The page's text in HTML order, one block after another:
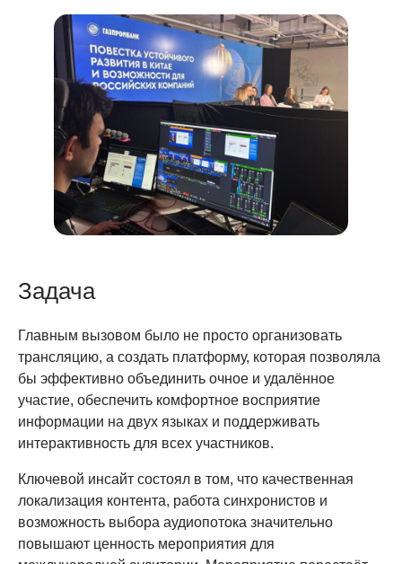
Задача
Главным вызовом было не просто организовать
трансляцию, а создать платформу, которая позволяла
бы эффективно объединить очное и удалённое
участие, обеспечить комфортное восприятие
информации на двух языках и поддерживать
интерактивность для всех участников.
Ключевой инсайт состоял в том, что качественная
локализация контента, работа синхронистов и
возможность выбора аудиопотока значительно
повышают ценность мероприятия для